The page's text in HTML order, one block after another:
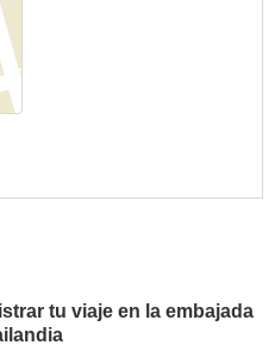
tu viaje en la embajada